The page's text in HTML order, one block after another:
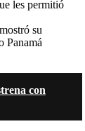
les permitió
su
Panamá
con